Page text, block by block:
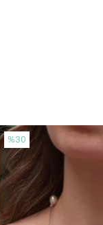
%30